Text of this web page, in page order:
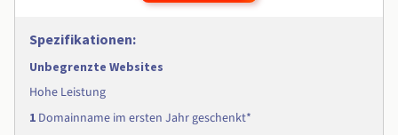
Spezifikationen:
Unbegrenzte Websites
Hohe Leistung
1 Domainname im ersten Jahr geschenkt*